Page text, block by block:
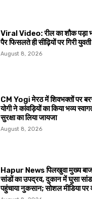
Viral Video: रील का शौक पड़ा
पैर फिसलते ही सीढ़ियों पर गिरी
August 8, 2026
CM Yogi मेरठ में शिवभक्तों पर
योगी ने कांवड़ियों का किया भव्य
सुरक्षा का लिया जायजा
August 8, 2026
Hapur News पिलखुवा मुख्य
सांडों का उपद्रव, दुकान में घुसा
पहुंचाया नुकसान; सोशल मीडिया पर